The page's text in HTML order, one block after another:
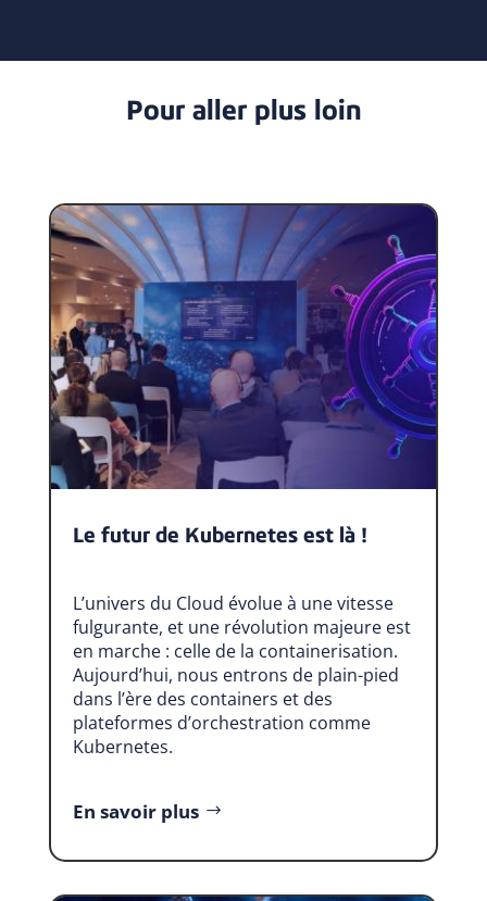
Pour aller plus loin
Le futur de Kubernetes est là !
L’univers du Cloud évolue à une vitesse
fulgurante, et une révolution majeure est
en marche : celle de la containerisation.
Aujourd’hui, nous entrons de plain-pied
dans l’ère des containers et des
plateformes d’orchestration comme
Kubernetes.
En savoir plus